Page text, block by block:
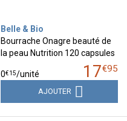
Belle & Bio
Bourrache Onagre beauté de
la peau Nutrition 120 capsules
17€95
0€15/unité
AJOUTER